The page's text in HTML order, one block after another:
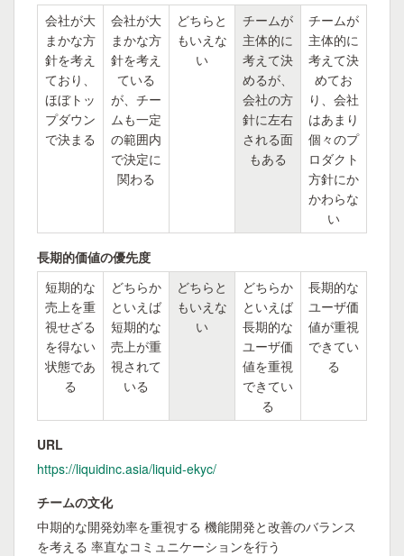
会社が大
まかな方
針を考え
ており、
ほぼトッ
プダウン
で決まる
会社が大
まかな方
針を考え
ている
が、チー
ムも一定
の範囲内
で決定に
関わる
どちらと
もいえな
い
チームが
主体的に
考えて決
めるが、
会社の方
針に左右
される面
もある
チームが
主体的に
考えて決
めてお
り、会社
はあまり
個々のプ
ロダクト
方針にか
かわらな
い
長期的価値の優先度
短期的な
売上を重
視せざる
を得ない
状態であ
る
どちらか
といえば
短期的な
売上が重
視されて
いる
どちらと
もいえな
い
どちらか
といえば
長期的な
ユーザ価
値を重視
できてい
る
長期的な
ユーザ価
値が重視
できてい
る
URL
https://liquidinc.asia/liquid-ekyc/
チームの文化
中期的な開発効率を重視する 機能開発と改善のバランス
を考える 率直なコミュニケーションを行う